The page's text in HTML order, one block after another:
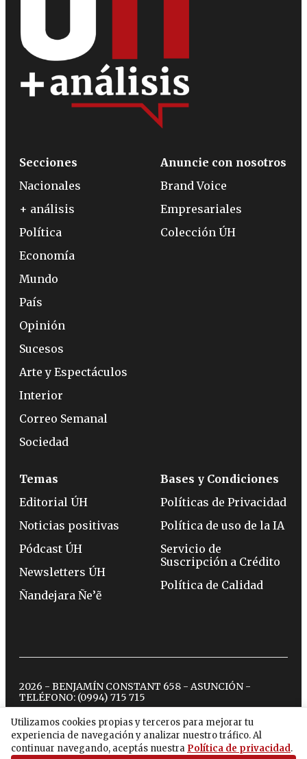
Utilizamos cookies propias y terceros para mejorar tu
experiencia de navegación y analizar nuestro tráfico. Al
continuar navegando, aceptás nuestra Política de privacidad.
Secciones
Nacionales
+ análisis
Política
Economía
Mundo
País
Opinión
Sucesos
Arte y Espectáculos
Interior
Correo Semanal
Sociedad
Anuncie con nosotros
Brand Voice
Empresariales
Colección ÚH
Temas
Editorial ÚH
Noticias positivas
Pódcast ÚH
Newsletters ÚH
Ñandejara Ñe’ẽ
Bases y Condiciones
Políticas de Privacidad
Política de uso de la IA
Servicio de
Suscripción a Crédito
Política de Calidad
2026 - BENJAMÍN CONSTANT 658 - ASUNCIÓN -
TELÉFONO: (0994) 715 715
twitterinstagram
facebook
tiktokyoutubespotify